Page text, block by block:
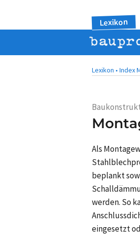
Lexikon
Lexikon • Index
Als
beplankt
werden. So
eingesetzt